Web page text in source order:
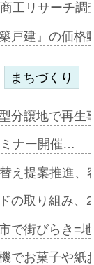
工リサーチ
戸建』の価
まちづくり
分譲地で再
ナー開催…
え提案推進
の取り組み
で街びらき=
でお菓子や